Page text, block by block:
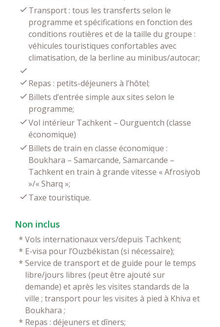
Transport : tous les transferts selon le
programme et spécifications en fonction des
conditions routières et de la taille du groupe :
véhicules touristiques confortables avec
climatisation, de la berline au minibus/autocar;
Repas : petits-déjeuners à l’hôtel;
Billets d’entrée simple aux sites selon le
programme;
Vol intérieur Tachkent – Ourguentch (classe
économique)
Billets de train en classe économique :
Boukhara – Samarcande, Samarcande –
Tachkent en train à grande vitesse « Afrosiyob
»/« Sharq »;
Taxe touristique.
Non inclus
* Vols internationaux vers/depuis Tachkent;
* E-visa pour l’Ouzbékistan (si nécessaire);
* Service de transport et de guide pour le temps
libre/jours libres (peut être ajouté sur
demande) et après les visites standards de la
ville ; transport pour les visites à pied à Khiva et
Boukhara ;
* Repas : déjeuners et dîners;